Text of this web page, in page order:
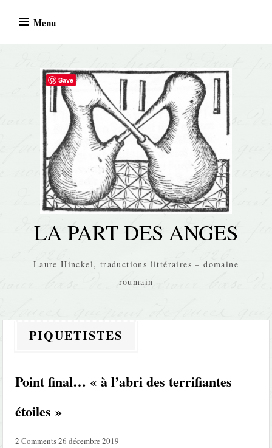
Menu
LA PART DES ANGES
Laure Hinckel, traductions littéraires – domaine
roumain
PIQUETISTES
Point final… « à l’abri des terrifiantes
étoiles »
2 Comments26 décembre 2019
Save